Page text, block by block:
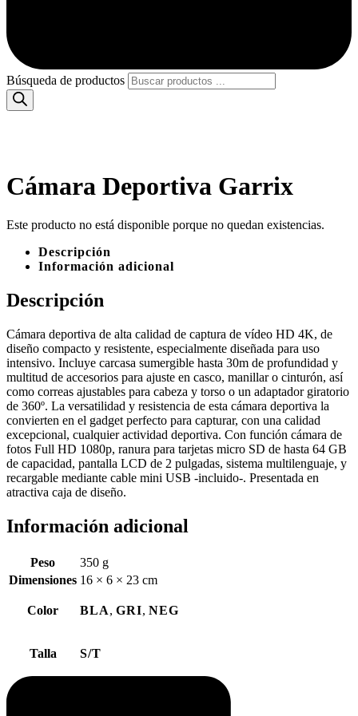
Búsqueda de productos
Cámara Deportiva Garrix
Este producto no está disponible porque no quedan existencias.
Descripción
Información adicional
Descripción
Cámara deportiva de alta calidad de captura de vídeo HD 4K, de
diseño compacto y resistente, especialmente diseñada para uso
intensivo. Incluye carcasa sumergible hasta 30m de profundidad y
multitud de accesorios para ajuste en casco, manillar o cinturón, así
como correas ajustables para cabeza y torso o un adaptador giratorio
de 360º. La versatilidad y resistencia de esta cámara deportiva la
convierten en el gadget perfecto para capturar, con una calidad
excepcional, cualquier actividad deportiva. Con función cámara de
fotos Full HD 1080p, ranura para tarjetas micro SD de hasta 64 GB
de capacidad, pantalla LCD de 2 pulgadas, sistema multilenguaje, y
recargable mediante cable mini USB -incluido-. Presentada en
atractiva caja de diseño.
Información adicional
Peso
350 g
Dimensiones 16 × 6 × 23 cm
Color BLA, GRI, NEG
Talla S/T